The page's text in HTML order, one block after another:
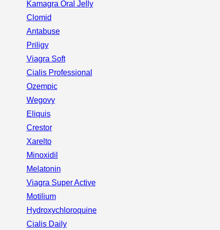
Kamagra Oral Jelly
Clomid
Antabuse
Priligy
Viagra Soft
Cialis Professional
Ozempic
Wegovy
Eliquis
Crestor
Xarelto
Minoxidil
Melatonin
Viagra Super Active
Motilium
Hydroxychloroquine
Cialis Daily